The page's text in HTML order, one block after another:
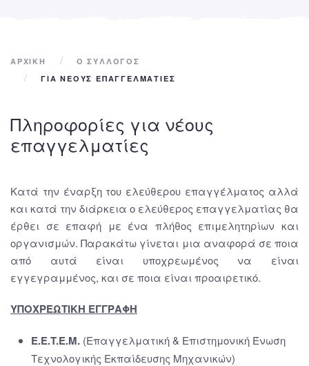
ΑΡΧΙΚΉ
Ο ΣΥΛΛΟΓΟΣ
ΓΙΑ ΝΕΟΥΣ ΕΠΑΓΓΕΛΜΑΤΙΕΣ
Πληροφορίες για νέους
επαγγελματίες
Κατά την έναρξη του ελεύθερου επαγγέλματος αλλά
και κατά την διάρκεια ο ελεύθερος επαγγελματίας θα
έρθει σε επαφή με ένα πλήθος επιμελητηρίων και
οργανισμών. Παρακάτω γίνεται μια αναφορά σε ποια
από αυτά είναι υποχρεωμένος να είναι
εγγεγραμμένος, και σε ποια είναι προαιρετικό.
ΥΠΟΧΡΕΩΤΙΚΗ ΕΓΓΡΑΦΗ
E.E.T.E.M. (Επαγγελματική & Επιστημονική Ένωση
Τεχνολογικής Εκπαίδευσης Μηχανικών)